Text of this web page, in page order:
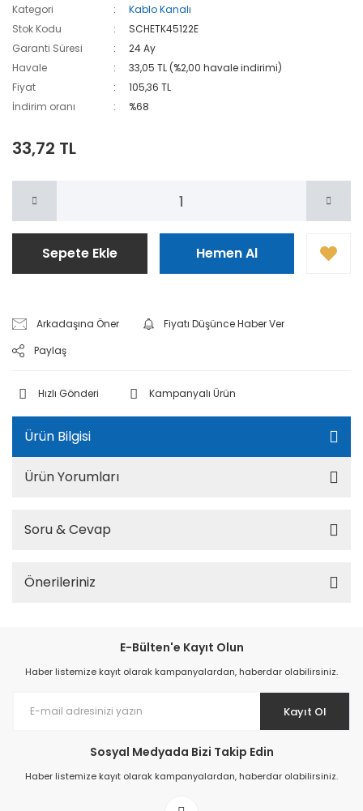
Kategori
Kablo Kanalı
Stok Kodu
SCHETK45122E
Garanti Süresi
24 Ay
Havale
33,05 TL (%2,00 havale indirimi)
Fiyat
105,36 TL
İndirim oranı
%68
33,72 TL
Sepete Ekle Hemen Al
Arkadaşına Öner
Fiyatı Düşünce Haber Ver
Paylaş
Hızlı Gönderi Kampanyalı Ürün
Ürün Bilgisi
Ürün Yorumları
Soru & Cevap
Önerileriniz
E-Bülten'e Kayıt Olun
Haber listemize kayıt olarak kampanyalardan, haberdar olabilirsiniz.
Kayıt Ol
Sosyal Medyada Bizi Takip Edin
Haber listemize kayıt olarak kampanyalardan, haberdar olabilirsiniz.